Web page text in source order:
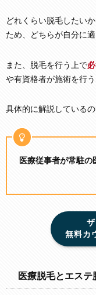
どれくらい脱毛したい
ため、どちらが自分に
また、脱毛を行う上で
や有資格者が施術を行
具体的に解説している
医療従事者が常駐の
無料カ
医療脱毛とエステ